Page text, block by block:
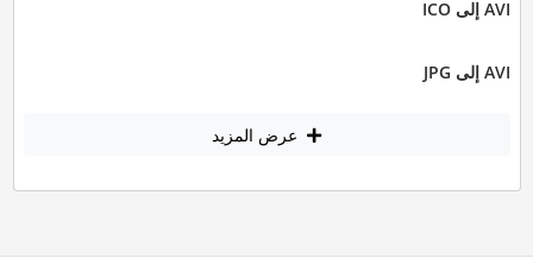
AVI إلى ICO
AVI إلى JPG
عرض المزيد